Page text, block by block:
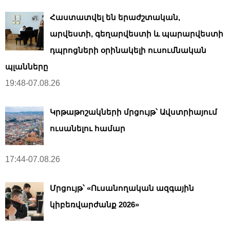
Հաստատվել են երաժշտական,
արվեստի, գեղարվեստի և պարարվեստի
դպրոցների օրինակելի ուսումնական
պլանները
19:48-07.08.26
Կրթաթոշակների մրցույթ՝ Ավստրիայում
ուսանելու համար
17:44-07.08.26
Մրցույթ՝ «Ուսանողական ազգային
կիբեռվարժանք 2026»